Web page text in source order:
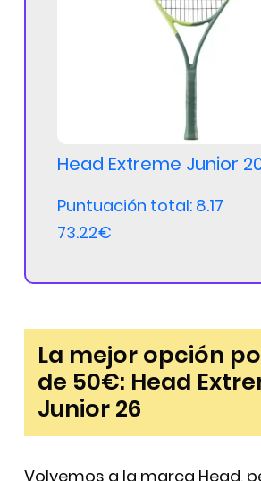
Head Extreme Junior
Puntuación total: 8.17
73.22€
La mejor opción
de 50€: Head
Junior 26
Volvemos a la marca Head,